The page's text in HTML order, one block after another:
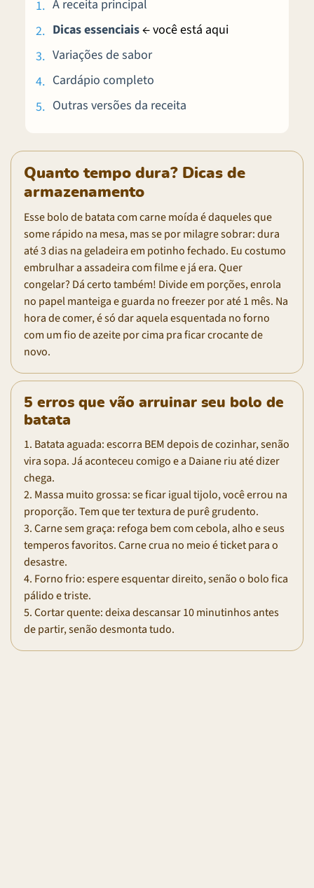
A receita principal
Dicas essenciais← você está aqui
Variações de sabor
Cardápio completo
Outras versões da receita
Quanto tempo dura? Dicas de
armazenamento
Esse bolo de batata com carne moída é daqueles que
some rápido na mesa, mas se por milagre sobrar: dura
até 3 dias na geladeira em potinho fechado. Eu costumo
embrulhar a assadeira com filme e já era. Quer
congelar? Dá certo também! Divide em porções, enrola
no papel manteiga e guarda no freezer por até 1 mês. Na
hora de comer, é só dar aquela esquentada no forno
com um fio de azeite por cima pra ficar crocante de
novo.
5 erros que vão arruinar seu bolo de
batata
1. Batata aguada: escorra BEM depois de cozinhar, senão
vira sopa. Já aconteceu comigo e a Daiane riu até dizer
chega.
2. Massa muito grossa: se ficar igual tijolo, você errou na
proporção. Tem que ter textura de purê grudento.
3. Carne sem graça: refoga bem com cebola, alho e seus
temperos favoritos. Carne crua no meio é ticket para o
desastre.
4. Forno frio: espere esquentar direito, senão o bolo fica
pálido e triste.
5. Cortar quente: deixa descansar 10 minutinhos antes
de partir, senão desmonta tudo.